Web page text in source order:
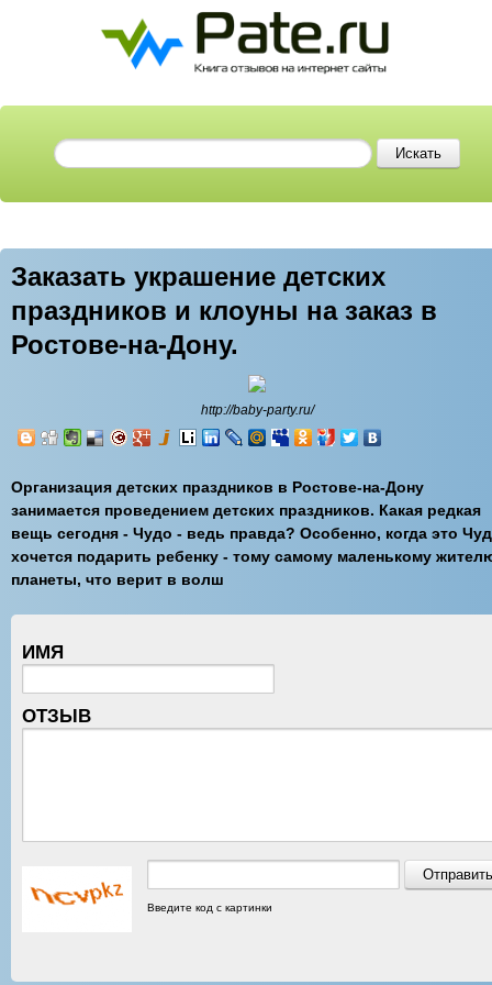
Заказать украшение детских
праздников и клоуны на заказ в
Ростове-на-Дону.
http://baby-party.ru/
Организация детских праздников в Ростове-на-Дону
занимается проведением детских праздников. Какая редкая
вещь сегодня - Чудо - ведь правда? Особенно, когда это
хочется подарить ребенку - тому самому маленькому
планеты, что верит в волш
ИМЯ
ОТЗЫВ
Введите код с картинки